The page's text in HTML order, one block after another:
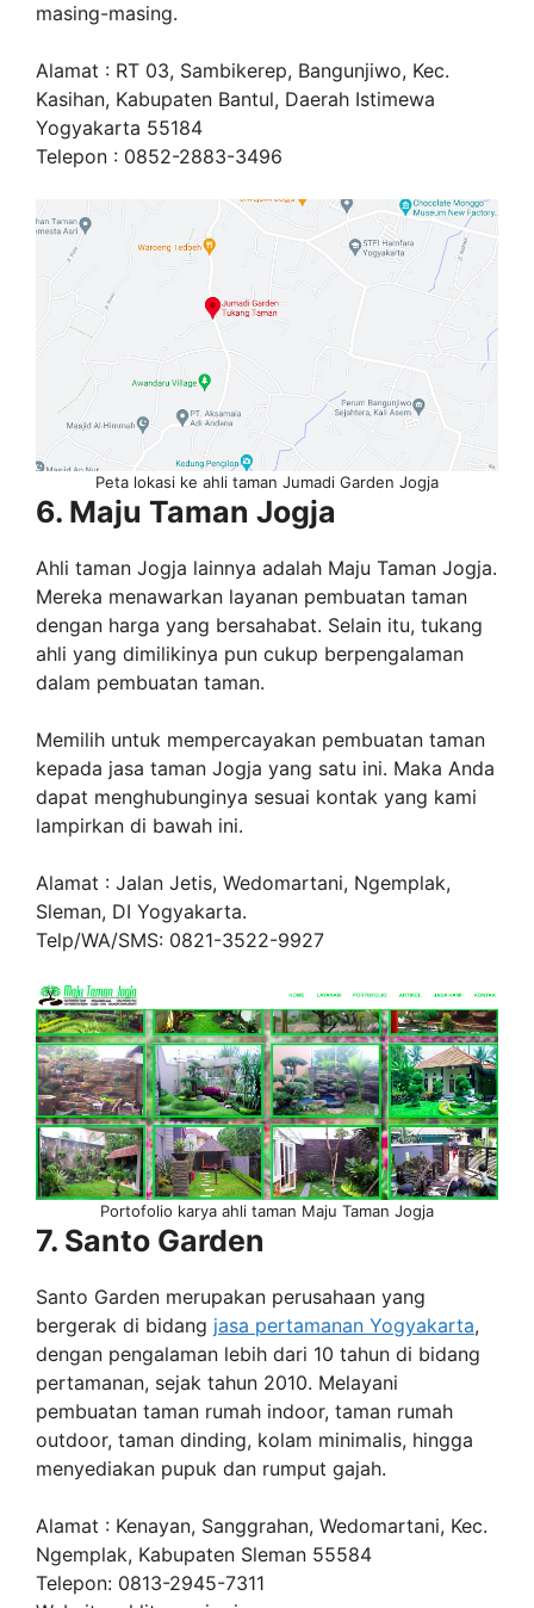
masing-masing.
Alamat : RT 03, Sambikerep, Bangunjiwo, Kec.
Kasihan, Kabupaten Bantul, Daerah Istimewa
Yogyakarta 55184
Telepon : 0852-2883-3496
Peta lokasi ke ahli taman Jumadi Garden Jogja
6. Maju Taman Jogja
Ahli taman Jogja lainnya adalah Maju Taman Jogja.
Mereka menawarkan layanan pembuatan taman
dengan harga yang bersahabat. Selain itu, tukang
ahli yang dimilikinya pun cukup berpengalaman
dalam pembuatan taman.
Memilih untuk mempercayakan pembuatan taman
kepada jasa taman Jogja yang satu ini. Maka Anda
dapat menghubunginya sesuai kontak yang kami
lampirkan di bawah ini.
Alamat : Jalan Jetis, Wedomartani, Ngemplak,
Sleman, DI Yogyakarta.
Telp/WA/SMS: 0821-3522-9927
Portofolio karya ahli taman Maju Taman Jogja
7. Santo Garden
Santo Garden merupakan perusahaan yang
bergerak di bidang jasa pertamanan Yogyakarta,
dengan pengalaman lebih dari 10 tahun di bidang
pertamanan, sejak tahun 2010. Melayani
pembuatan taman rumah indoor, taman rumah
outdoor, taman dinding, kolam minimalis, hingga
menyediakan pupuk dan rumput gajah.
Alamat : Kenayan, Sanggrahan, Wedomartani, Kec.
Ngemplak, Kabupaten Sleman 55584
Telepon: 0813-2945-7311